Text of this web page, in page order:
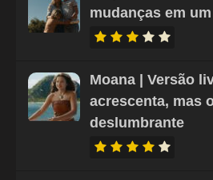
mudanças em
Moana | Versão
acrescenta, mas
deslumbrante